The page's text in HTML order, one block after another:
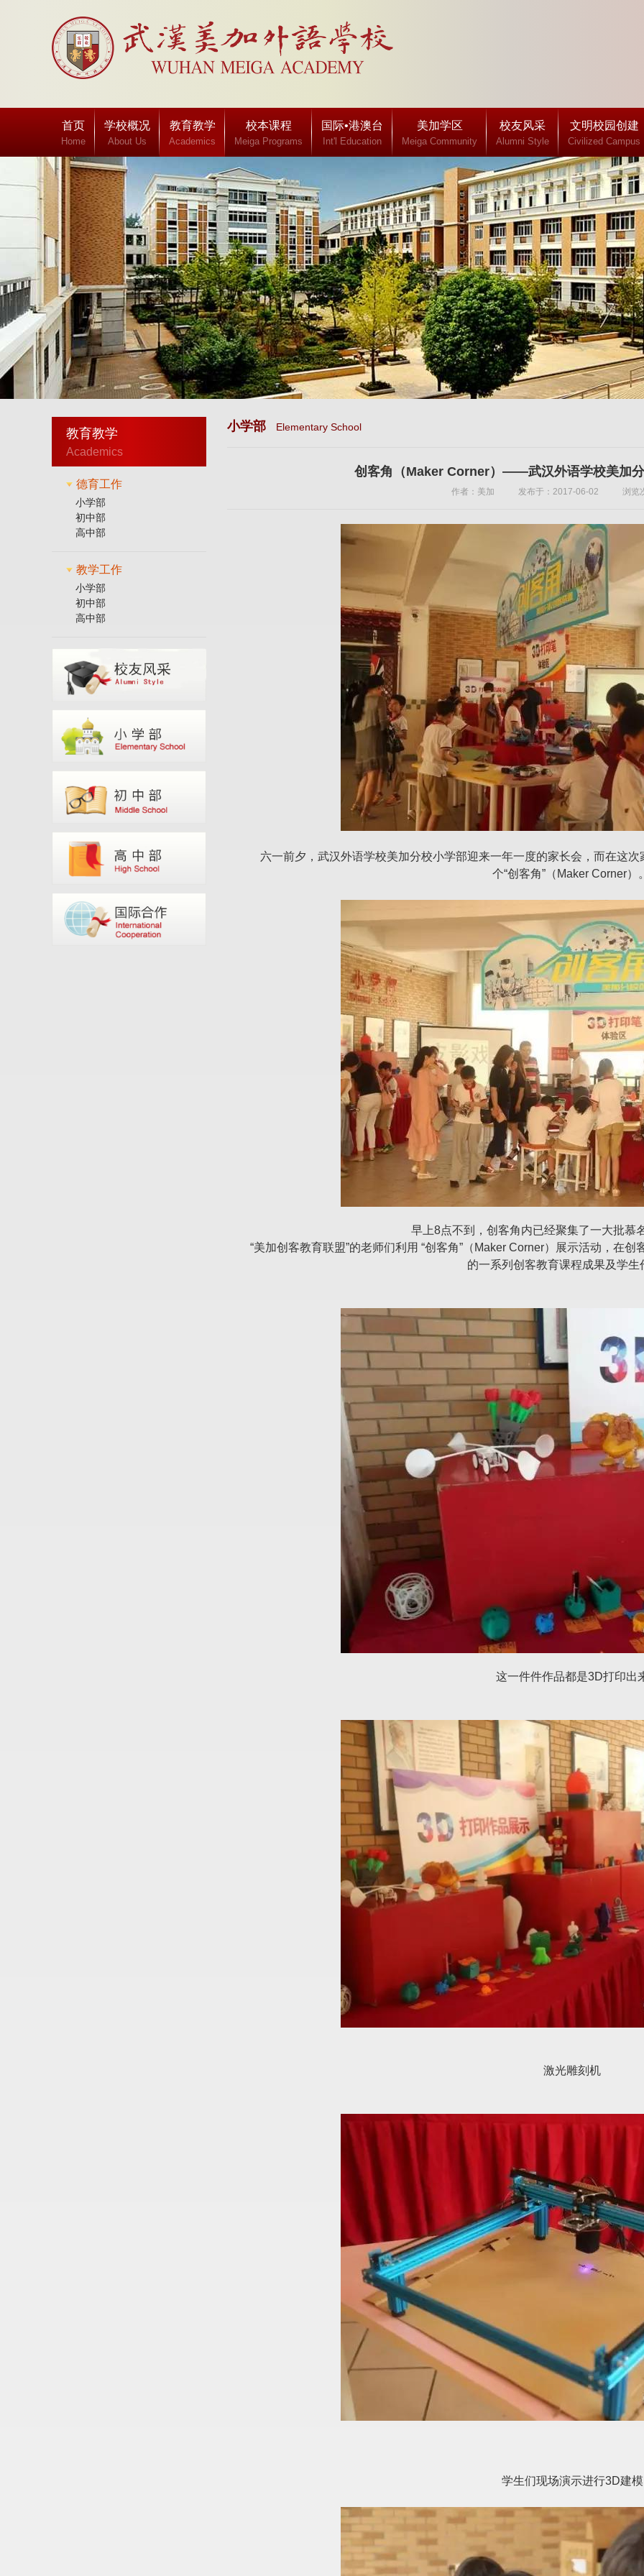
首页
Home
学校概况
About Us
教育教学
Academics
校本课程
Meiga Programs
国际•港澳台
Int'l Education
美加学区
Meiga Community
校友风采
Alumni Style
文明校园创建
Civilized Campus
班级博客
Class blog
教育教学
Academics
德育工作
小学部
初中部
高中部
教学工作
小学部
初中部
高中部
小学部 Elementary School
创客角（Maker Corner）——武汉外语学校美加
作者：美加 发布于：2017-06-02 浏览
六一前夕，武汉外语学校美加分校小学部迎来一年一度的家长会，而在这
个“创客角”（Maker Corner）
早上8点不到，创客角内已经聚集了一大批慕
“美加创客教育联盟”的老师们利用 “创客角”（Maker Corner）展示活动，在
的一系列创客教育课程成果及学生
这一件件作品都是3D打印出
激光雕刻机
学生们现场演示进行3D建模